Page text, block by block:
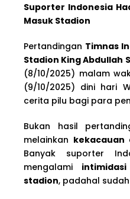
Suporter Indonesia
Masuk Stadion
Pertandingan Timnas
Stadion King Abdullah
(8/10/2025) malam
(9/10/2025) dini hari
cerita pilu bagi para
Bukan hasil
melainkan kekacauan
Banyak suporter
mengalami
stadion, padahal